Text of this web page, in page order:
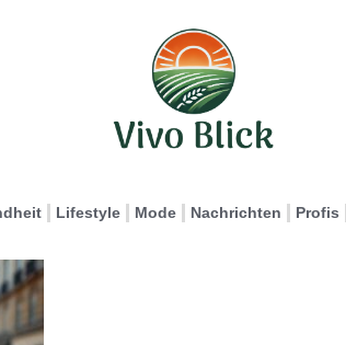
Lifestyle Mode Nachrichten Profis